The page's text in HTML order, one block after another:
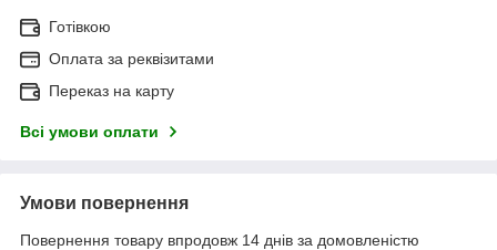
Готівкою
Оплата за реквізитами
Переказ на карту
Всі умови оплати
Умови повернення
Повернення товару впродовж 14 днів за домовленістю